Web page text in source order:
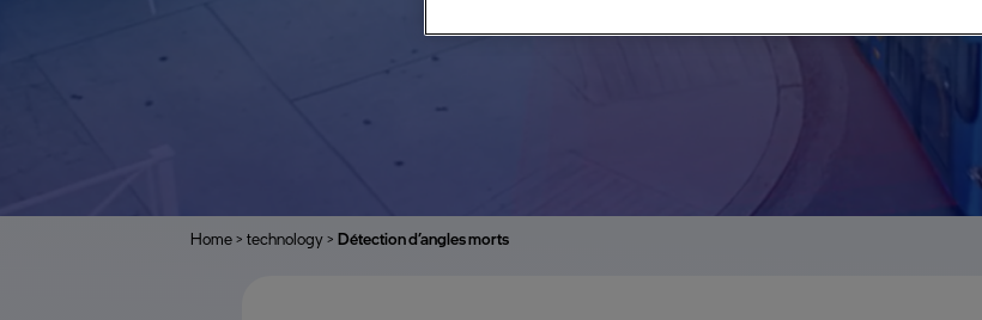
Home > technology > Détection d’angles morts